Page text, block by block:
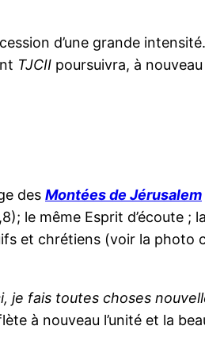
d’une grande
TJCII poursuivra, à
des Montées de Jérusalem
le même Esprit d’écoute
et chrétiens (voir la photo
je fais toutes choses
à nouveau l’unité et la